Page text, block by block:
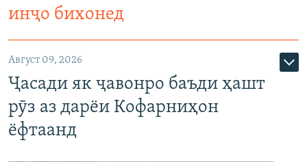
инҷо бихонед
Август 09, 2026
Ҷасади як ҷавонро баъди ҳашт
рӯз аз дарёи Кофарниҳон
ёфтаанд